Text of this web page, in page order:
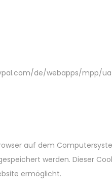
de/webapps/mpp/
auf dem
werden. Dieser
ermöglicht.